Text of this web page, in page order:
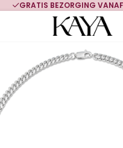
GRATIS BEZORGING